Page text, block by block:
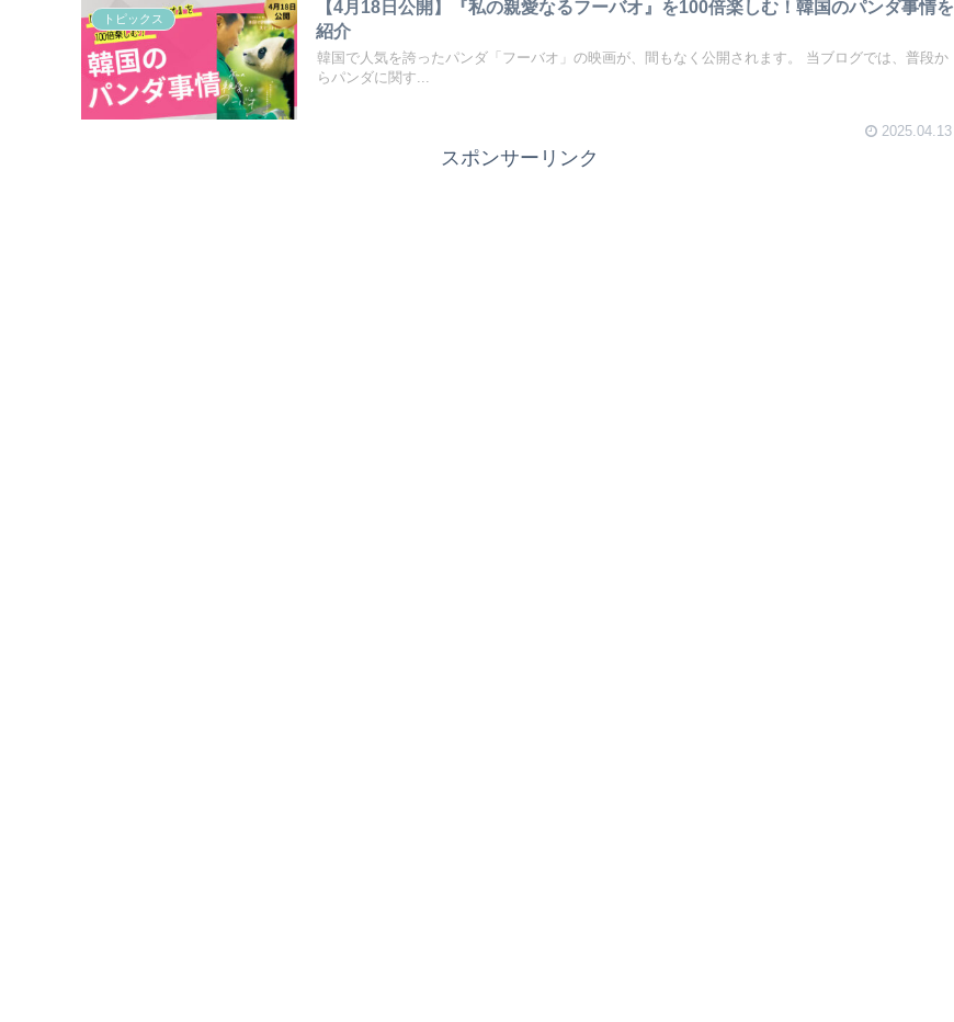
トピックス
【4月18日公開】『私の親愛なるフーバオ』を100倍楽しむ！韓国のパンダ事情を
紹介
韓国で人気を誇ったパンダ「フーバオ」の映画が、間もなく公開されます。 当ブログでは、普段か
らパンダに関す...
2025.04.13
スポンサーリンク